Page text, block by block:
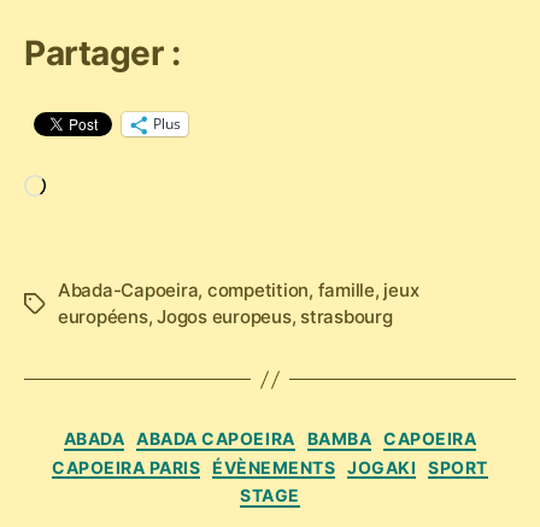
Partager :
Plus
Étiquettes
Abada-Capoeira, competition, famille, jeux
européens,Jogos europeus, strasbourg
Catégories
ABADA ABADA CAPOEIRA BAMBA CAPOEIRA
CAPOEIRA PARIS ÉVÈNEMENTS JOGAKI
SPORT
STAGE